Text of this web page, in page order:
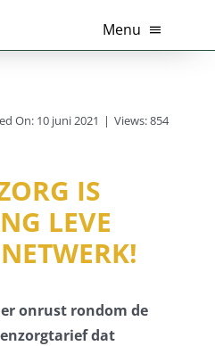
Menu
Ons
On: 10 juni 2021 | Views: 854
IS
LEVE
onrust rondom de
dat